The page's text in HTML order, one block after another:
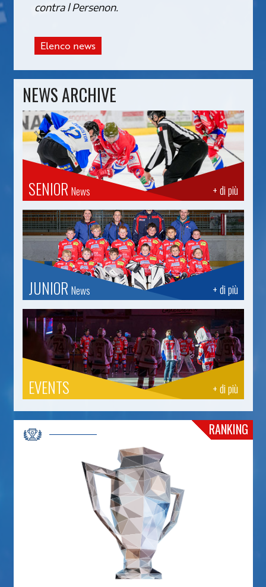
contra l Persenon.
Elenco news
NEWS ARCHIVE
+ di più
SENIOR News
+ di più
JUNIOR News
+ di più
EVENTS
RANKING